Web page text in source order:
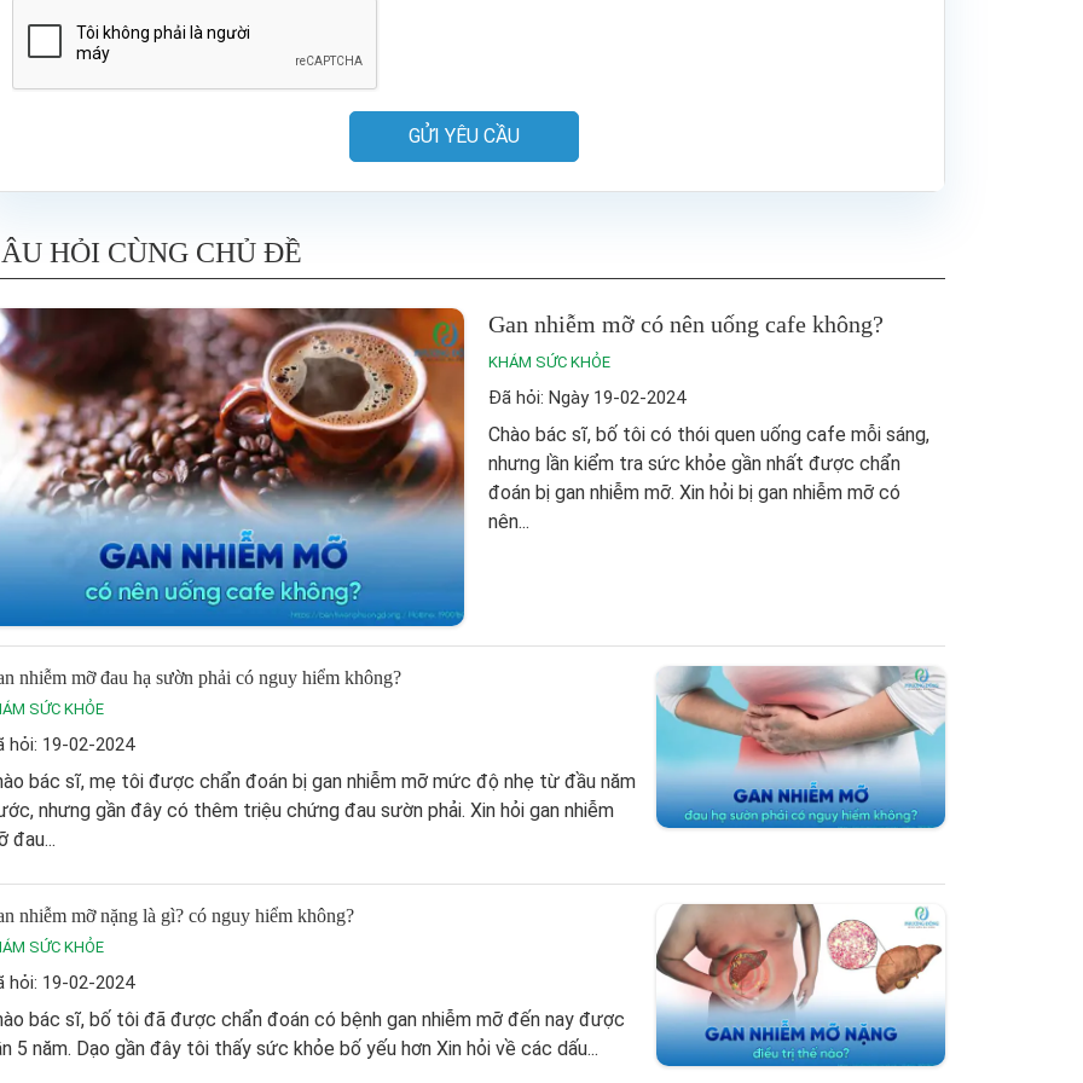
GỬI YÊU CẦU
HỎI CÙNG CHỦ ĐỀ
Gan nhiễm mỡ có nên uống cafe không?
KHÁM SỨC KHỎE
Đã hỏi: Ngày 19-02-2024
Chào bác sĩ, bố tôi có thói quen uống cafe mỗi sáng,
nhưng lần kiểm tra sức khỏe gần nhất được chẩn
đoán bị gan nhiễm mỡ. Xin hỏi bị gan nhiễm mỡ có
nên...
nhiễm mỡ đau hạ sườn phải có nguy hiểm không?
SỨC KHỎE
hỏi: 19-02-2024
bác sĩ, mẹ tôi được chẩn đoán bị gan nhiễm mỡ mức độ nhẹ từ đầu năm
nhưng gần đây có thêm triệu chứng đau sườn phải. Xin hỏi gan nhiễm
đau...
nhiễm mỡ nặng là gì? có nguy hiểm không?
SỨC KHỎE
hỏi: 19-02-2024
bác sĩ, bố tôi đã được chẩn đoán có bệnh gan nhiễm mỡ đến nay được
5 năm. Dạo gần đây tôi thấy sức khỏe bố yếu hơn Xin hỏi về các dấu...